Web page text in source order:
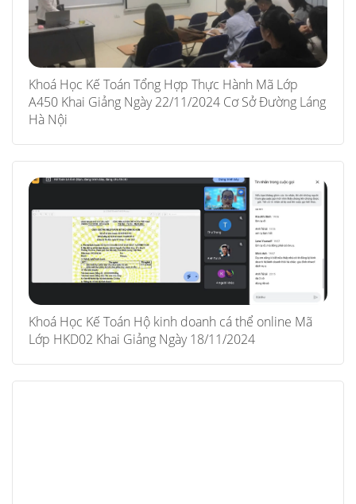
Khoá Học Kế Toán Tổng Hợp Thực Hành Mã Lớp
A450 Khai Giảng Ngày 22/11/2024 Cơ Sở Đường Láng
Hà Nội
Khoá Học Kế Toán Hộ kinh doanh cá thể online Mã
Lớp HKD02 Khai Giảng Ngày 18/11/2024